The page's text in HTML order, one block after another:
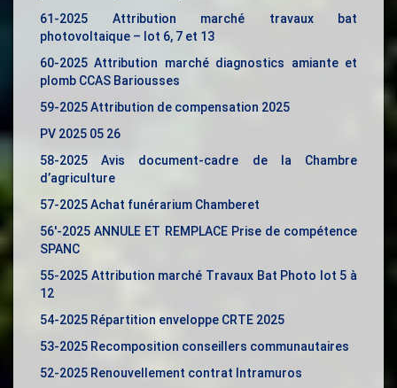
61-2025 Attribution marché travaux bat
photovoltaique – lot 6, 7 et 13
60-2025 Attribution marché diagnostics amiante et
plomb CCAS Bariousses
59-2025 Attribution de compensation 2025
PV 2025 05 26
58-2025 Avis document-cadre de la Chambre
d’agriculture
57-2025 Achat funérarium Chamberet
56′-2025 ANNULE ET REMPLACE Prise de compétence
SPANC
55-2025 Attribution marché Travaux Bat Photo lot 5 à
12
54-2025 Répartition enveloppe CRTE 2025
53-2025 Recomposition conseillers communautaires
52-2025 Renouvellement contrat Intramuros